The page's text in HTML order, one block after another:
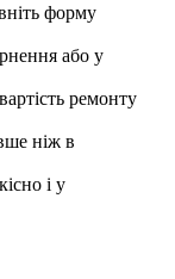
форму
або у
ремонту
ніж в
і у